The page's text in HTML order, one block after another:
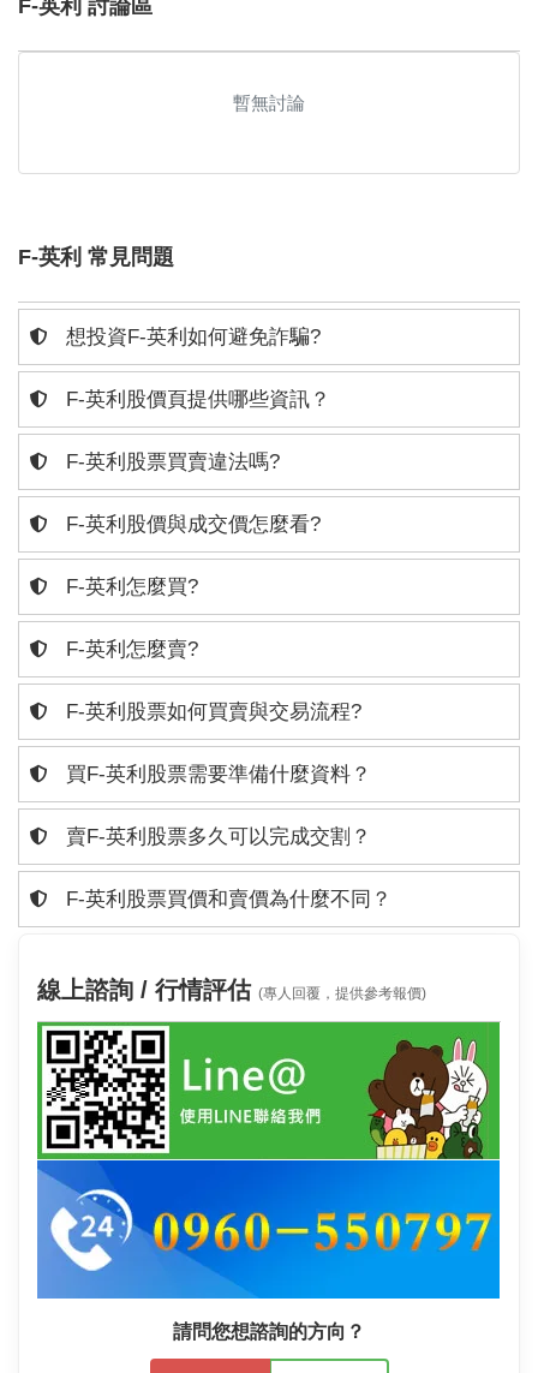
F-英利 討論區
暫無討論
F-英利 常見問題
想投資F-英利如何避免詐騙?
F-英利股價頁提供哪些資訊？
F-英利股票買賣違法嗎?
F-英利股價與成交價怎麼看?
F-英利怎麼買?
F-英利怎麼賣?
F-英利股票如何買賣與交易流程?
買F-英利股票需要準備什麼資料？
賣F-英利股票多久可以完成交割？
F-英利股票買價和賣價為什麼不同？
線上諮詢 / 行情評估 (專人回覆，提供參考報價)
請問您想諮詢的方向？